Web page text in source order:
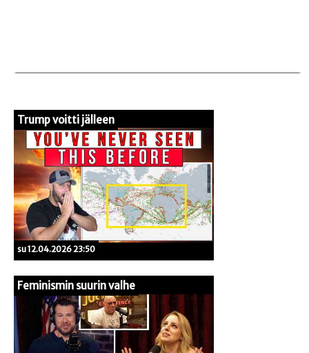
Trump voitti jälleen
su 12.04.2026 23:50
Feminismin suurin valhe